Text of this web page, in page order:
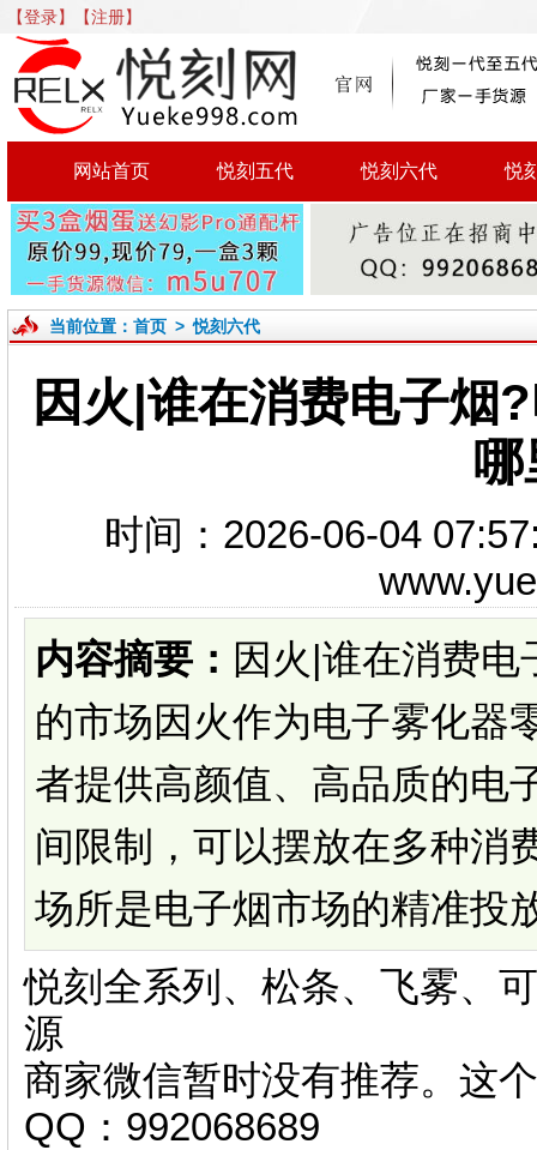
【登录】 【注册】
网站首页 悦刻五代 悦刻六代 悦
当前位置： 首页>悦刻六代
因火|谁在消费电子烟
哪
时间：2026-06-04
内容摘要： 因火|谁在消费
的市场因火作为电子雾化器
者提供高颜值、高品质的电
间限制，可以摆放在多种消
场所是电子烟市场的精准投
悦刻全系列、松条、飞雾、
源
商家微信暂时没有推荐。这
QQ：992068689